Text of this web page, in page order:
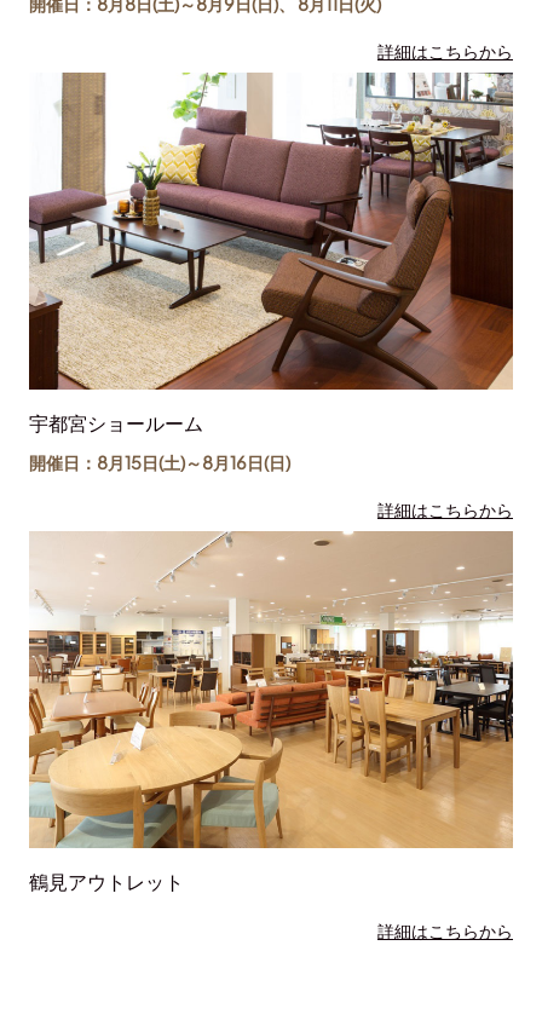
詳細はこちらから
宇都宮ショールーム
開催日：8月15日(土)～8月16日(日)
詳細はこちらから
鶴見アウトレット
詳細はこちらから